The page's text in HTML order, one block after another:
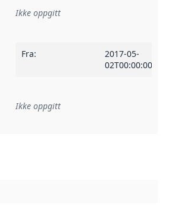
:
Ikke oppgitt
Fra:
2017-05-
02T00:00:00Z
til en implementasjonsregel
Ikke oppgitt